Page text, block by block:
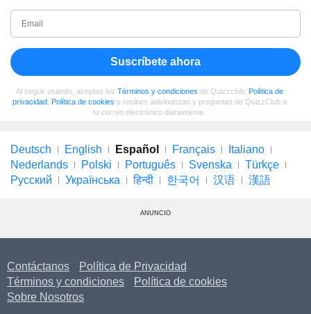
Suscríbete ahora
Al seguir usando, aceptas los Términos y condiciones de Quizzclub,
Política de
privacidad
Política de cookies y recibes adivinanzas y preguntas de QuizzClub a
tu correo electrónico diariamente.
Deutsch English Español Français
Italiano
Nederlands
Polski Português Svenska
Türkçe
Русский
Українська हिन्दी 한국어 汉语 漢語
ANUNCIO
Contáctanos
Política de Privacidad
Términos y condiciones
Política de cookies
Sobre Nosotros